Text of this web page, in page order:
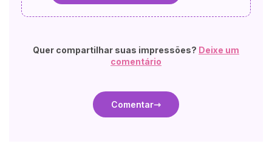
Quer compartilhar suas impressões? Deixe um
comentário
Comentar